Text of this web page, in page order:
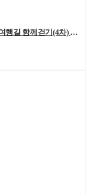
원주걷기여행길 함께걷기(4차) 2026. 6. 13.(토)